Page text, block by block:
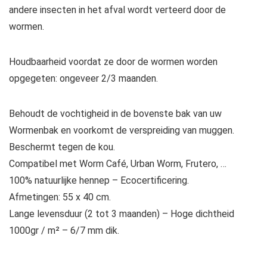
andere insecten in het afval wordt verteerd door de
wormen.
Houdbaarheid voordat ze door de wormen worden
opgegeten: ongeveer 2/3 maanden.
Behoudt de vochtigheid in de bovenste bak van uw
Wormenbak en voorkomt de verspreiding van muggen.
Beschermt tegen de kou.
Compatibel met Worm Café, Urban Worm, Frutero, …
100% natuurlijke hennep – Ecocertificering.
Afmetingen: 55 x 40 cm.
Lange levensduur (2 tot 3 maanden) – Hoge dichtheid
1000gr / m² – 6/7 mm dik.